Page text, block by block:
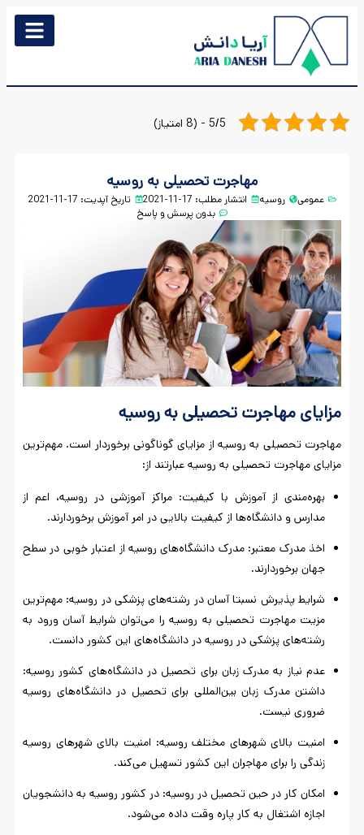
5/5 - (8 امتیاز)
مهاجرت تحصیلی به روسیه
عمومی روسیه انتشار مطلب: 17-11-2021
تاریخ آپدیت: 17-11-2021
بدون پرسش و پاسخ
مزایای مهاجرت تحصیلی به روسیه
مهاجرت تحصیلی به روسیه از مزایای گوناگونی برخوردار است. مهم‌ترین
مزایای مهاجرت تحصیلی به روسیه عبارتند از:
بهره‌مندی از آموزش با کیفیت: مراکز آموزشی در روسیه، اعم از
مدارس و دانشگاه‌ها از کیفیت بالایی در امر آموزش برخوردارند.
اخذ مدرک معتبر: مدرک دانشگاه‌های روسیه از اعتبار خوبی در سطح
جهان برخوردارند‌.
شرایط پذیرش نسبتا آسان در رشته‌های پزشکی در روسیه: مهم‌ترین
مزیت مهاجرت تحصیلی به روسیه را می‌توان شرایط آسان ورود به
رشته‌های پزشکی در روسیه در دانشگاه‌های این کشور دانست.
عدم نیاز به مدرک زبان برای تحصیل در دانشگاه‌های کشور روسیه:
داشتن مدرک زبان بین‌المللی برای تحصیل در دانشگاه‌های روسیه
ضروری نیست.
امنیت بالای شهرهای مختلف روسیه: امنیت بالای شهرهای روسیه
زندگی را برای مهاجران این کشور تسهیل می‌کند.
امکان کار در حین تحصیل در روسیه: در کشور روسیه به دانشجویان
اجازه اشتغال به کار پاره وقت داده می‌شود.